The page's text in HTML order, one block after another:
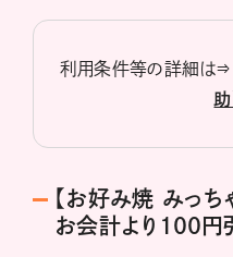
利用条件等の詳細は⇒
助
【お好み焼 みっち
お会計より100円引